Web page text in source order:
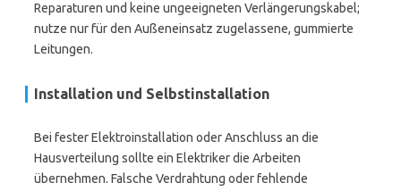
Reparaturen und keine ungeeigneten Verlängerungskabel;
nutze nur für den Außeneinsatz zugelassene, gummierte
Leitungen.
Installation und Selbstinstallation
Bei fester Elektroinstallation oder Anschluss an die
Hausverteilung sollte ein Elektriker die Arbeiten
übernehmen. Falsche Verdrahtung oder fehlende